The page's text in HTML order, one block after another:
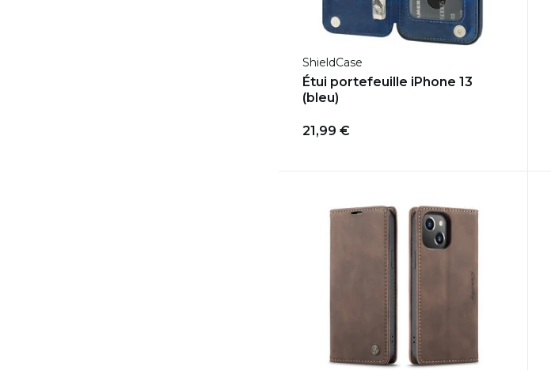
ShieldCase
Étui portefeuille iPhone 13
(bleu)
21,99 €